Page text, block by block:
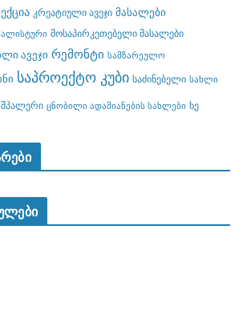
კრეატიული ავეჯი მასალები
მოსაპირკეთებელი მასალები
ავეჯი რემონტი სამზარეულო
საპროექტო კუბი საძინებელი სახლი
შპალერი ცნობილი ადამიანების სახლები ხე